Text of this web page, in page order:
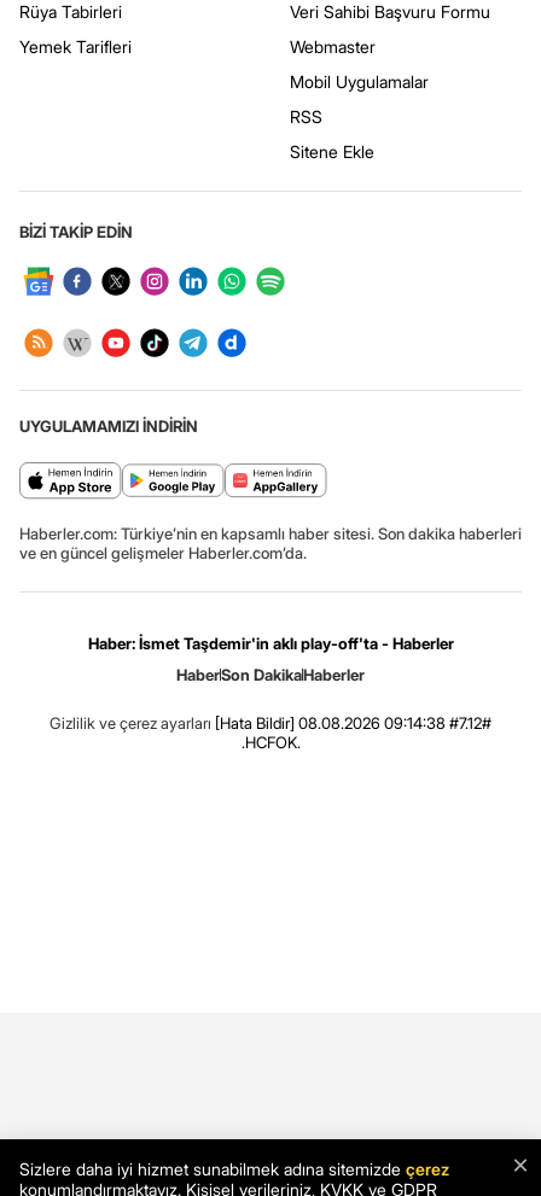
Rüya Tabirleri
Yemek Tarifleri
Veri Sahibi Başvuru Formu
Webmaster
Mobil Uygulamalar
RSS
Sitene Ekle
BİZİ TAKİP EDİN
UYGULAMAMIZI İNDİRİN
Haberler.com: Türkiye’nin en kapsamlı haber sitesi. Son dakika haberleri
ve en güncel gelişmeler Haberler.com’da.
Haber: İsmet Taşdemir'in aklı play-off'ta - Haberler
HaberSon DakikaHaberler
Gizlilik ve çerez ayarları [Hata Bildir] 08.08.2026 09:14:38 #7.12#
.HCFOK.
×
Sizlere daha iyi hizmet sunabilmek adına sitemizde çerez
konumlandırmaktayız. Kişisel verileriniz, KVKK ve GDPR